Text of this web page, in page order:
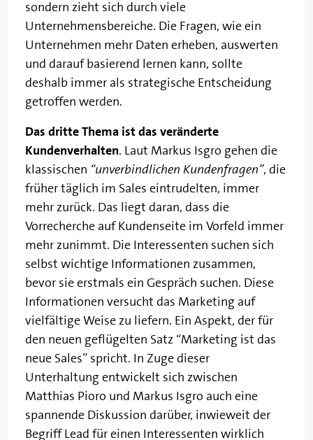
sondern zieht sich durch viele
Unternehmensbereiche. Die Fragen, wie ein
Unternehmen mehr Daten erheben, auswerten
und darauf basierend lernen kann, sollte
deshalb immer als strategische Entscheidung
getroffen werden.
Das dritte Thema ist das veränderte
Kundenverhalten. Laut Markus Isgro gehen die
klassischen “unverbindlichen Kundenfragen”, die
früher täglich im Sales eintrudelten, immer
mehr zurück. Das liegt daran, dass die
Vorrecherche auf Kundenseite im Vorfeld immer
mehr zunimmt. Die Interessenten suchen sich
selbst wichtige Informationen zusammen,
bevor sie erstmals ein Gespräch suchen. Diese
Informationen versucht das Marketing auf
vielfältige Weise zu liefern. Ein Aspekt, der für
den neuen geflügelten Satz “Marketing ist das
neue Sales” spricht. In Zuge dieser
Unterhaltung entwickelt sich zwischen
Matthias Pioro und Markus Isgro auch eine
spannende Diskussion darüber, inwieweit der
Begriff Lead für einen Interessenten wirklich